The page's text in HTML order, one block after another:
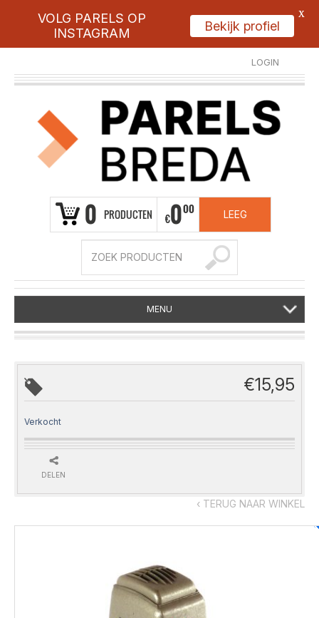
LOGIN
REGISTREER
0 PRODUCTEN €000 LEEG
MENU
‹ TERUG NAAR WINKEL
€15,95
Verkocht
DELEN
VOLG PARELS OP
INSTAGRAM
Bekijk profiel
X